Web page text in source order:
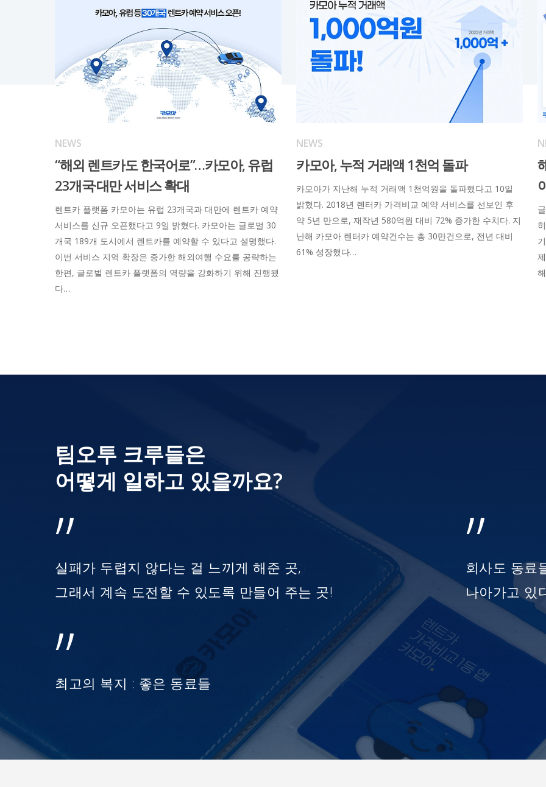
NEWS
“해외 렌트카도 한국어로”…카모아, 유럽
23개국·대만 서비스 확대
렌트카 플랫폼 카모아는 유럽 23개국과 대만에 렌트카 예약
서비스를 신규 오픈했다고 9일 밝혔다. 카모아는 글로벌 30
개국 189개 도시에서 렌트카를 예약할 수 있다고 설명했다.
이번 서비스 지역 확장은 증가한 해외여행 수요를 공략하는
한편, 글로벌 렌트카 플랫폼의 역량을 강화하기 위해 진행됐
다…
NEWS
카모아, 누적 거래액 1천억 돌파
카모아가 지난해 누적 거래액 1천억원을 돌파했다고 10일
밝혔다. 2018년 렌터카 가격비교 예약 서비스를 선보인 후
약 5년 만으로, 재작년 580억원 대비 72% 증가한 수치다. 지
난해 카모아 렌터카 예약건수는 총 30만건으로, 전년 대비
61% 성장했다…
팀오투 크루들은
어떻게 일하고 있을까요?
”
실패가 두렵지 않다는 걸 느끼게 해준 곳,
그래서 계속 도전할 수 있도록 만들어 주는 곳!
”
최고의 복지 : 좋은 동료들
”
회사도 동료
나아가고 있